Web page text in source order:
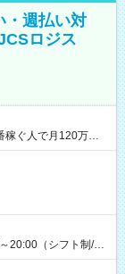
・週払い対
ロジス
稼ぐ人で月120万ほ
個配達×25日勤務
20:00（シフト制/実
有り） ※配達状況